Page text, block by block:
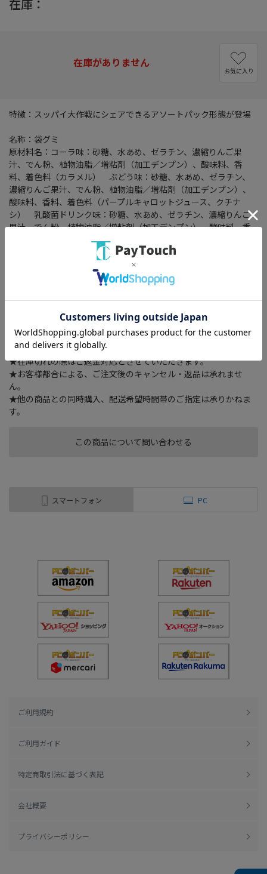
在庫：
この商品について問い合わせる
在庫がありません
お気に入り
特徴：スッパイ大作戦にシェアできるアソートパック形態が登場
名称：袋グミ
原材料名：コーラ味：砂糖、水あめ、ゼラチン、濃縮りんご果
汁、でん粉、植物油脂／増粘剤（加工デンプン）、酸味料、香
料、着色料（カラメル） ぶどう味：砂糖、水あめ、ゼラチン、
濃縮りんご果汁、でん粉、植物油脂／増粘剤（加工デンプン）、
酸味料、香料、着色料（パープルキャロットジュース、クチナ
シ） 乳酸菌ドリンク味：砂糖、水あめ、ゼラチン、濃縮りんご
果汁、でん粉、植物油脂／増粘剤（加工デンプン）、酸味料、香
料、着色料（パープルキャロットジュース、酸化チタン、ウコン）
保存方法：直射日光の当たる所、高温多湿での保存は避けてくだ
製造者：旺旺・ジャパン株式会社
★ご注文確認後に在庫状況をお調べいたします。
★ご着金及び決済確認後の発注のため、お届けまでにお時間が掛
かります。（出荷目安 6～10日：土・日・祝日 除く）
★在庫切れの際はご返金対応とさせていただきます。
★お客様都合による、ご注文後のキャンセル・返品は承れませ
ん。
★他の商品との同時購入、配送希望時間帯のご指定は承りかねま
す。
スマートフォン PC
ご利用規約
ご利用ガイド
特定商取引法に基づく表記
会社概要
プライバシーポリシー